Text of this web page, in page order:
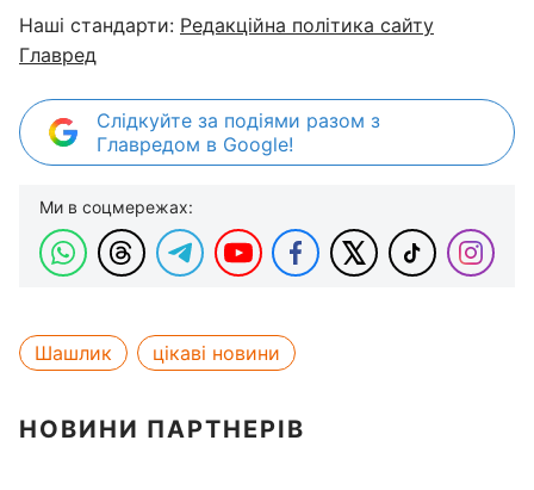
Наші стандарти: Редакційна політика сайту
Главред
Слідкуйте за подіями разом з
Главредом в Google!
Ми в соцмережах:
Шашлик цікаві новини
НОВИНИ ПАРТНЕРІВ